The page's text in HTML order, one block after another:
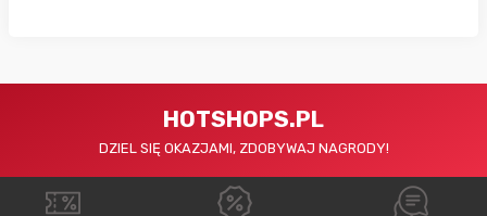
HOTSHOPS.PL
DZIEL SIĘ OKAZJAMI, ZDOBYWAJ NAGRODY!